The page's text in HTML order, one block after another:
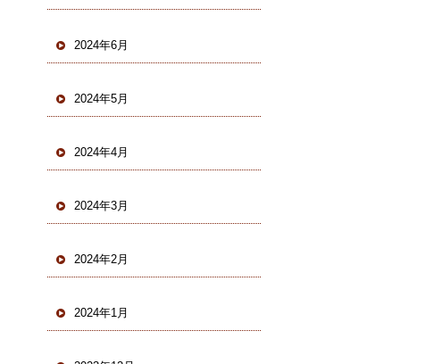
2024年6月
2024年5月
2024年4月
2024年3月
2024年2月
2024年1月